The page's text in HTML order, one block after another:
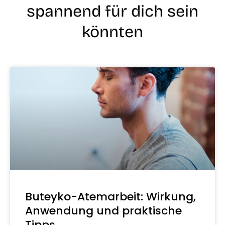
spannend für dich sein
könnten
Buteyko-Atemarbeit: Wirkung,
Anwendung und praktische